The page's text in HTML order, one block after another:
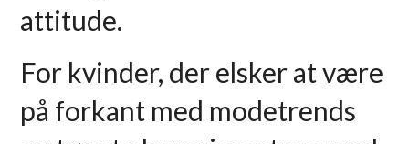
attitude.
For kvinder, der elsker at være
på forkant med modetrends